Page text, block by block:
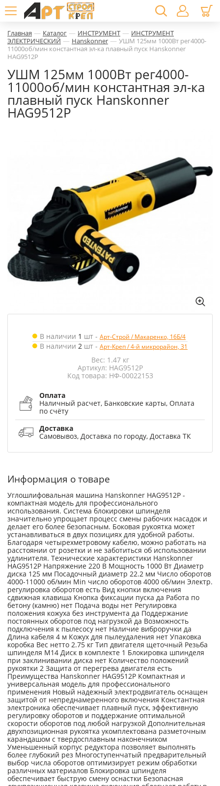
Главная — Каталог — ИНСТРУМЕНТ — ИНСТРУМЕНТ
ЭЛЕКТРИЧЕСКИЙ — Hanskonner — УШМ 125мм 1000Вт рег4000-
11000об/мин константная эл-ка плавный пуск Hanskonner
HAG9512P
УШМ 125мм 1000Вт рег4000-
11000об/мин константная эл-ка
плавный пуск Hanskonner
HAG9512P
В наличии 1 шт - Арт-Строй / Макаренко, 16Б/4
В наличии 2 шт - Арт-Креп / 4-й микрорайон, 31
Вес: 1.47 кг
Артикул: HAG9512P
Код товара: НФ-00022153
Оплата
Наличный расчет, Банковские карты, Оплата
по счёту
Доставка
Самовывоз, Доставка по городу, Доставка ТК
Информация о товаре
Углошлифовальная машина Hanskonner HAG9512P -
компактная модель для профессионального
использования. Система блокировки шпинделя
значительно упрощает процесс смены рабочих насадок и
делает его более безопасным. Боковая рукоятка может
устанавливаться в двух позициях для удобной работы.
Благодаря четырехметровому кабелю, можно работать на
расстоянии от розетки и не заботиться об использовании
удлинителя. Технические характеристики Hanskonner
HAG9512P Напряжение 220 В Мощность 1000 Вт Диаметр
диска 125 мм Посадочный диаметр 22.2 мм Число оборотов
4000-11000 об/мин Min число оборотов 4000 об/мин Электр.
регулировка оборотов есть Вид кнопки включения
сдвижная клавиша Кнопка фиксации пуска да Работа по
бетону (камню) нет Подача воды нет Регулировка
положения кожуха без инструмента да Поддержание
постоянных оборотов под нагрузкой да Возможность
подключения к пылесосу нет Наличие виброручки да
Длина кабеля 4 м Кожух для пылеудаления нет Упаковка
коробка Вес нетто 2.75 кг Тип двигателя щеточный Резьба
шпинделя М14 Диск в комплекте 1 Блокировка шпинделя
при заклинивании диска нет Количество положений
рукоятки 2 Защита от перегрева двигателя есть
Преимущества Hanskonner HAG9512P Компактная и
универсальная модель для профессионального
применения Новый надежный электродвигатель оснащен
защитой от непреднамеренного включения Константная
электроника обеспечивает плавный пуск, эффективную
регулировку оборотов и поддержание оптимальной
скорости оборотов под любой нагрузкой Дополнительная
двухпозиционная рукоятка укомплектована разметочным
карандашом с твердосплавным наконечником
Уменьшенный корпус редуктора позволяет выполнять
более глубокий рез Многоступенчатый предварительный
выбор числа оборотов оптимизирует режим обработки
различных материалов Блокировка шпинделя
обеспечивает быструю смену оснастки Безопасная